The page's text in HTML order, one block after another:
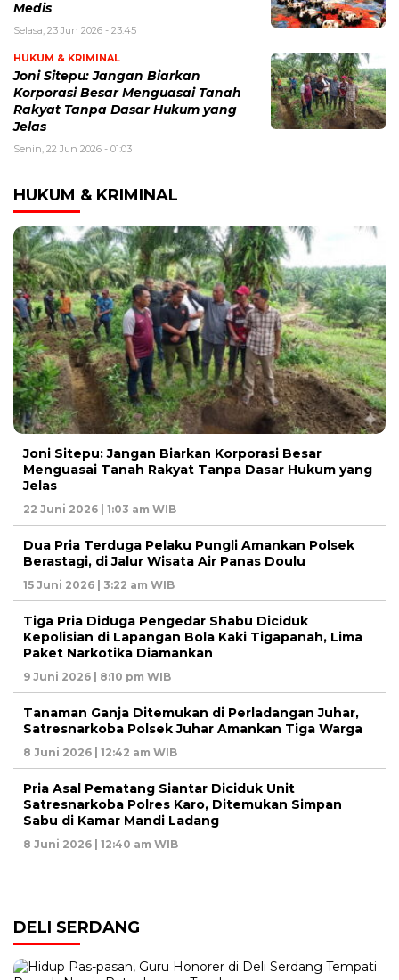
Medis
Selasa, 23 Jun 2026 - 23:45
HUKUM & KRIMINAL
Joni Sitepu: Jangan Biarkan
Korporasi Besar Menguasai Tanah
Rakyat Tanpa Dasar Hukum yang
Jelas
Senin, 22 Jun 2026 - 01:03
HUKUM & KRIMINAL
Joni Sitepu: Jangan Biarkan Korporasi Besar
Menguasai Tanah Rakyat Tanpa Dasar Hukum yang
Jelas
22 Juni 2026 | 1:03 am WIB
Dua Pria Terduga Pelaku Pungli Amankan Polsek
Berastagi, di Jalur Wisata Air Panas Doulu
15 Juni 2026 | 3:22 am WIB
Tiga Pria Diduga Pengedar Shabu Diciduk
Kepolisian di Lapangan Bola Kaki Tigapanah, Lima
Paket Narkotika Diamankan
9 Juni 2026 | 8:10 pm WIB
Tanaman Ganja Ditemukan di Perladangan Juhar,
Satresnarkoba Polsek Juhar Amankan Tiga Warga
8 Juni 2026 | 12:42 am WIB
Pria Asal Pematang Siantar Diciduk Unit
Satresnarkoba Polres Karo, Ditemukan Simpan
Sabu di Kamar Mandi Ladang
8 Juni 2026 | 12:40 am WIB
DELI SERDANG